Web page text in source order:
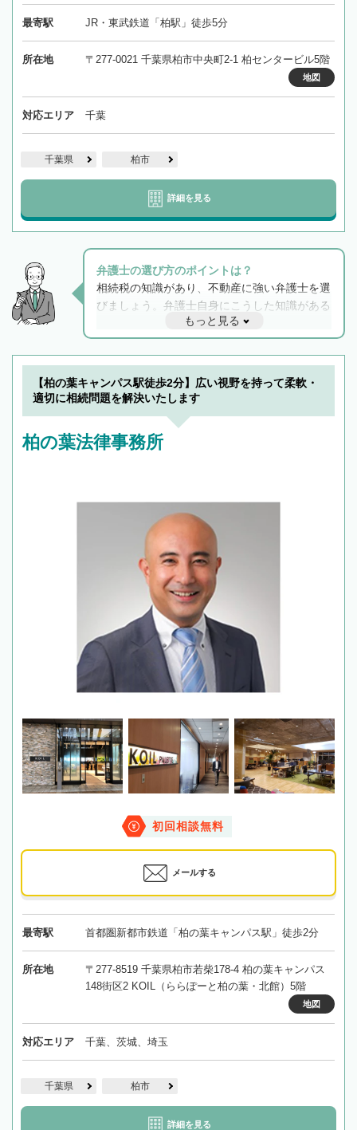
最寄駅 JR・東武鉄道「柏駅」徒歩5分
所在地 〒277-0021 千葉県柏市中央町2-1 柏センタービル5階
地図
対応エリア 千葉
千葉県 柏市
詳細を見る
弁護士の選び方のポイントは？
相続税の知識があり、不動産に強い弁護士を選
びましょう。弁護士自身にこうした知識がある
と他士業との連携もスムーズに進み、トラブル
解決のみならず相続をトータルで任せることが
できます。また、相続は感情がからむ分野なの
でフィーリングも重要です。実際に電話や面談
で複数の弁護士と会話をしてウマが合う方に依
もっと見る
【柏の葉キャンパス駅徒歩2分】広い視野を持って柔軟・
適切に相続問題を解決いたします
柏の葉法律事務所
初回相談無料
メールする
最寄駅 首都圏新都市鉄道「柏の葉キャンパス駅」徒歩2分
所在地
〒277-8519 千葉県柏市若柴178-4 柏の葉キャンパス
148街区2 KOIL（ららぽーと柏の葉・北館）5階
地図
対応エリア 千葉、茨城、埼玉
千葉県 柏市
詳細を見る